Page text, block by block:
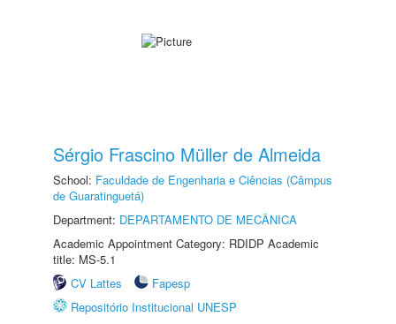
Sérgio Frascino Müller de Almeida
School: Faculdade de Engenharia e Ciências (Câmpus
de Guaratinguetá)
Department: DEPARTAMENTO DE MECÂNICA
Academic Appointment Category: RDIDP Academic
title: MS-5.1
CV Lattes
Fapesp
Repositório Institucional UNESP